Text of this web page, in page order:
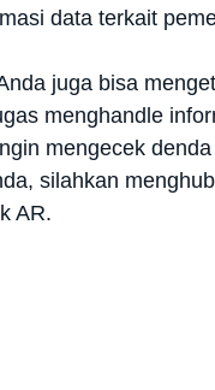
data terkait
juga bisa
menghandle
mengecek
silahkan
AR.